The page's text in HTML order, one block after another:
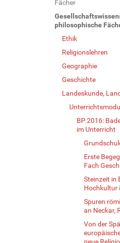
Fächer
philosophische
Ethik
Religionslehren
Geographie
Geschichte
Landeskunde,
BP 2016:
im Unterricht
Erste
Fach
Steinzeit in
Hochkultur
Spuren
an Neckar,
Von der
neue